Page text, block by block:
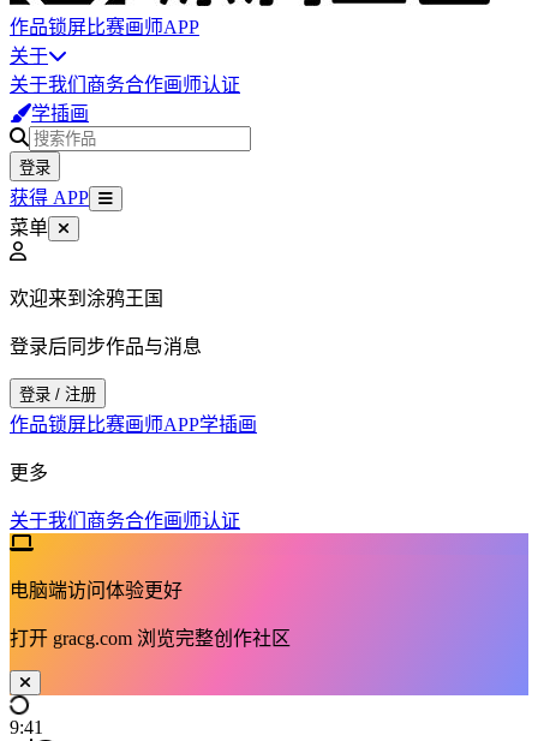
作品锁屏比赛画师APP
关于
关于我们 商务合作画师认证
学插画
登录
获得 APP
菜单
欢迎来到涂鸦王国
登录后同步作品与消息
登录 / 注册
作品锁屏比赛画师APP学插画
更多
关于我们 商务合作画师认证
电脑端访问体验更好
打开 gracg.com 浏览完整创作社区
9:41